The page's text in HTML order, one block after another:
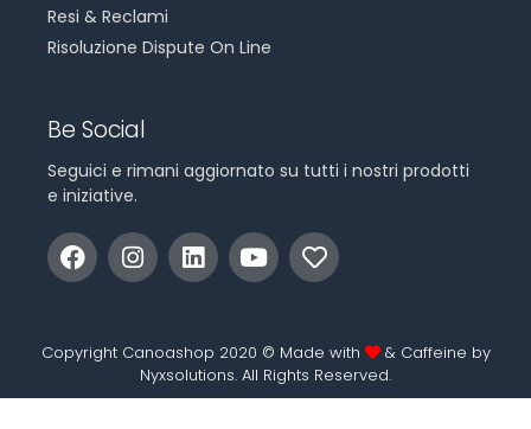
Resi & Reclami
Risoluzione Dispute On Line
Be Social
Seguici e rimani aggiornato su tutti i nostri prodotti
e iniziative.
Copyright Canoashop 2020 © Made with
& Caffeine by
Nyxsolutions. All Rights Reserved.